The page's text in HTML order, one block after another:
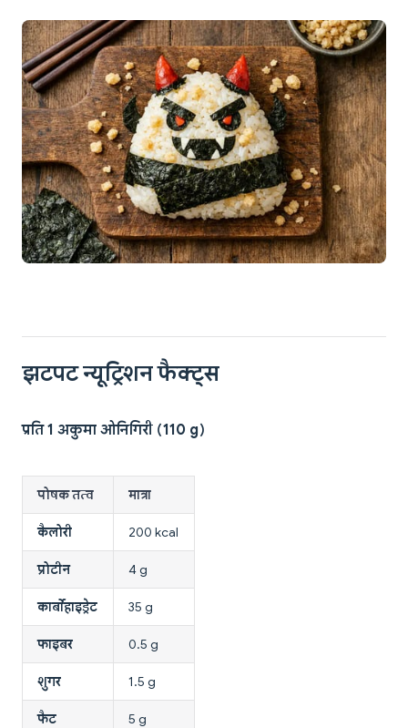
झटपट न्यूट्रिशन फैक्ट्स
प्रति 1 अकुमा ओनिगिरी (110 g)
पोषक तत्व मात्रा
कैलोरी 200 kcal
प्रोटीन 4 g
कार्बोहाइड्रेट 35 g
फाइबर 0.5 g
शुगर 1.5 g
फैट 5 g